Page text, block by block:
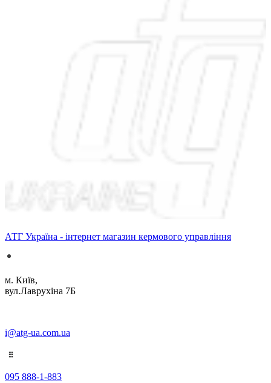
АТГ Україна - інтернет магазин кермового управління
м. Київ,
вул.Лаврухіна 7Б
i@atg-ua.com.ua
095 888-1-883